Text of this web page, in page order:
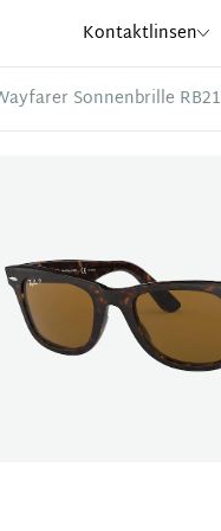
Kontaktlinsen
Sonnenbrille